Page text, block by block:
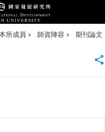
所成員 師資陣容 期刊論文